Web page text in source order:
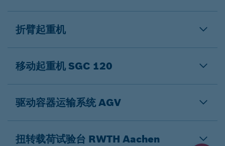
折臂起重机
移动起重机 SGC 120
驱动容器运输系统 AGV
扭转载荷试验台 RWTH Aachen